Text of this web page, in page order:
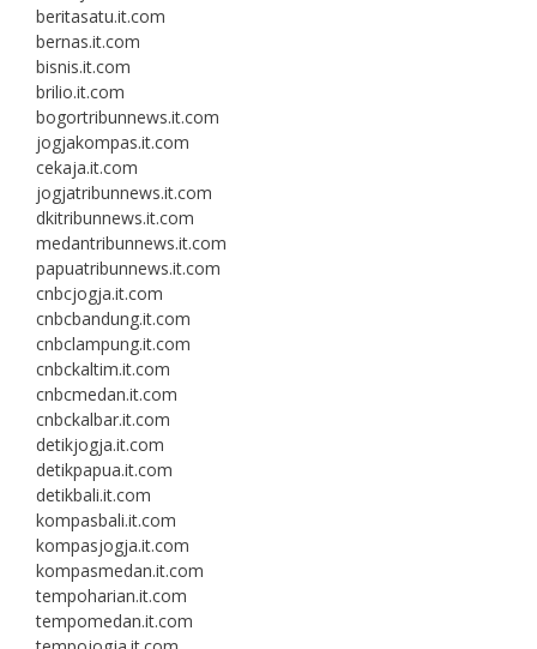
beritasatu.it.com
bernas.it.com
bisnis.it.com
brilio.it.com
bogortribunnews.it.com
jogjakompas.it.com
cekaja.it.com
jogjatribunnews.it.com
dkitribunnews.it.com
medantribunnews.it.com
papuatribunnews.it.com
cnbcjogja.it.com
cnbcbandung.it.com
cnbclampung.it.com
cnbckaltim.it.com
cnbcmedan.it.com
cnbckalbar.it.com
detikjogja.it.com
detikpapua.it.com
detikbali.it.com
kompasbali.it.com
kompasjogja.it.com
kompasmedan.it.com
tempoharian.it.com
tempomedan.it.com